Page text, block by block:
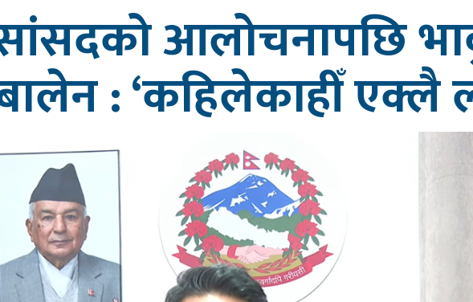
आलोचनापछि
बालेन : ‘कहिलेकाहीँ एक्लै